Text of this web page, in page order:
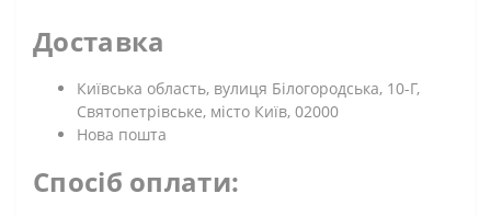
Доставка
Київська область, вулиця Білогородська, 10-Г,
Святопетрівське, місто Київ, 02000
Нова пошта
Спосіб оплати: